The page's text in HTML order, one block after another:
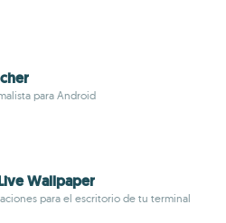
para Android
Wallpaper
para el escritorio de tu terminal